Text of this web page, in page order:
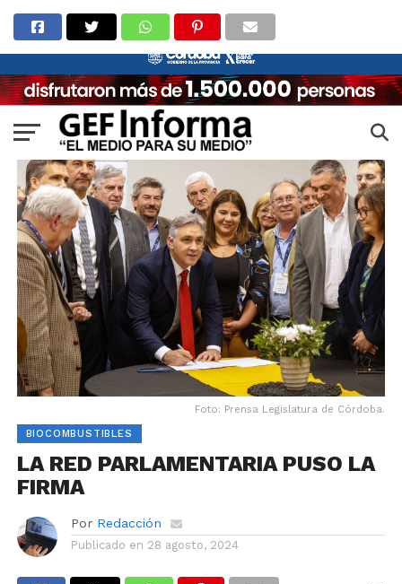
Foto: Prensa Legislatura de Córdoba.
BIOCOMBUSTIBLES
LA RED PARLAMENTARIA PUSO LA
FIRMA
Por Redacción
Publicado en 28 agosto, 2024